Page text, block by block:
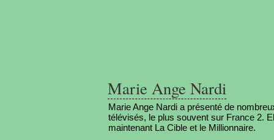
Marie Ange Nardi
Marie Ange Nardi a présenté de
télévisés, le plus souvent sur France 2.
maintenant La Cible et le Millionnaire.